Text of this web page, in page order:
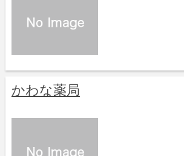
かわな薬局